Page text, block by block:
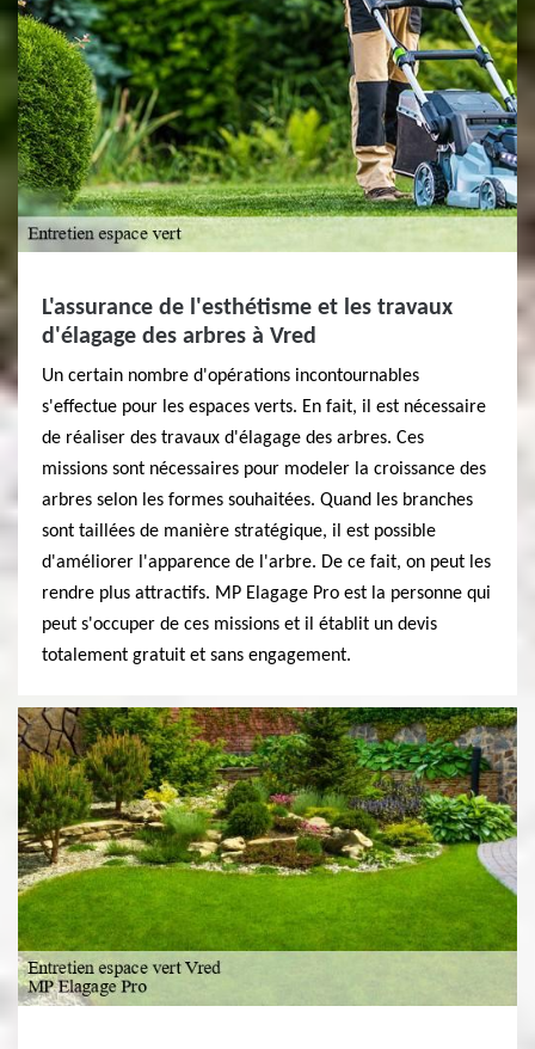
L'assurance de l'esthétisme et les travaux
d'élagage des arbres à Vred
Un certain nombre d'opérations incontournables
s'effectue pour les espaces verts. En fait, il est nécessaire
de réaliser des travaux d'élagage des arbres. Ces
missions sont nécessaires pour modeler la croissance des
arbres selon les formes souhaitées. Quand les branches
sont taillées de manière stratégique, il est possible
d'améliorer l'apparence de l'arbre. De ce fait, on peut les
rendre plus attractifs. MP Elagage Pro est la personne qui
peut s'occuper de ces missions et il établit un devis
totalement gratuit et sans engagement.